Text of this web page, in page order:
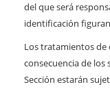
del que será
identificación
Los tratamientos de
consecuencia de los
Sección estarán